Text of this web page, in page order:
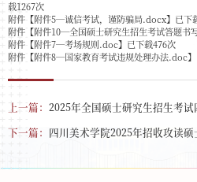
载1267次
附件【附件5—诚信考试，谨防骗局.docx】已下
附件【附件10—全国硕士研究生招生考试答题书
附件【附件7—考场规则.doc】已下载476次
附件【附件8—国家教育考试违规处理办法.doc
上一篇： 2025年全国硕士研究生招生考
下一篇： 四川美术学院2025年招收攻读